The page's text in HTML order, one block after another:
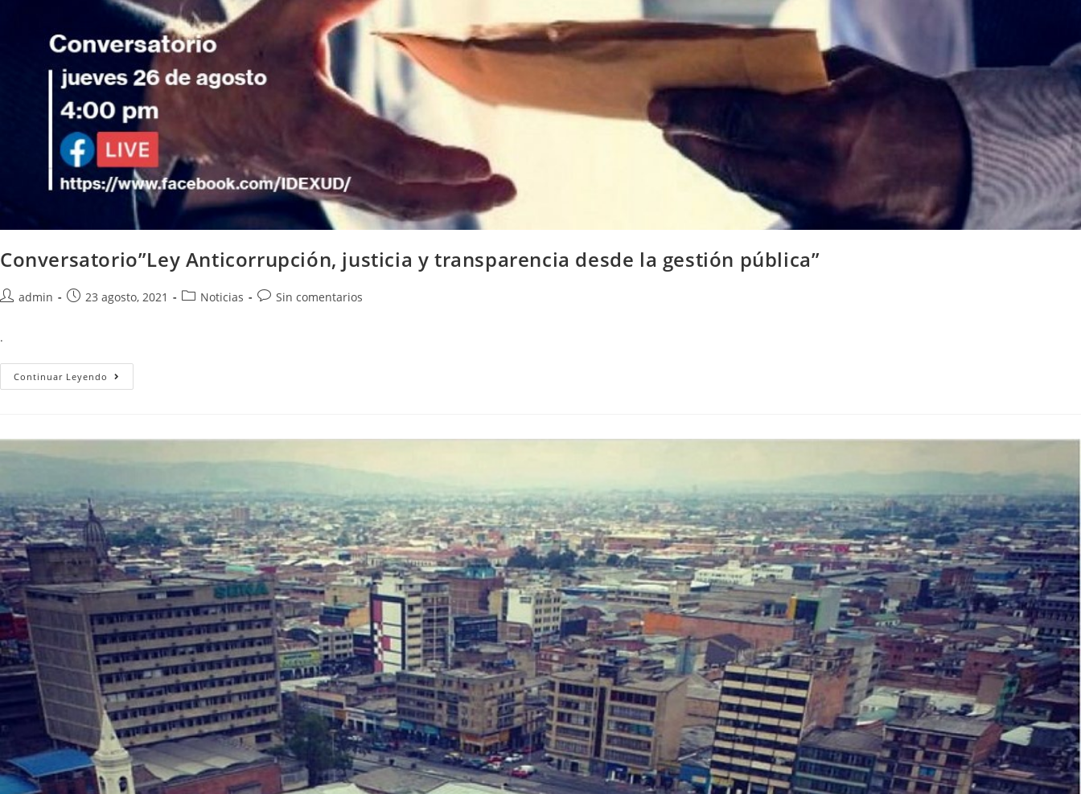
Conversatorio”Ley Anticorrupción, justicia y transparencia desde la gestión pública”
admin 23 agosto, 2021 Noticias Sin comentarios
.
Continuar Leyendo